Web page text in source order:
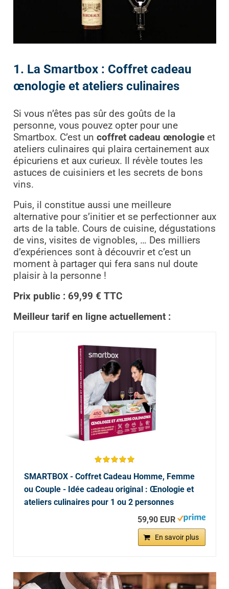
1. La Smartbox : Coffret cadeau
œnologie et ateliers culinaires
Si vous n’êtes pas sûr des goûts de la
personne, vous pouvez opter pour une
Smartbox. C’est un coffret cadeau œnologieet
ateliers culinaires qui plaira certainement aux
épicuriens et aux curieux. Il révèle toutes les
astuces de cuisiniers et les secrets de bons
vins.
Puis, il constitue aussi une meilleure
alternative pour s’initier et se perfectionner aux
arts de la table. Cours de cuisine, dégustations
de vins, visites de vignobles, … Des milliers
d’expériences sont à découvrir et c’est un
moment à partager qui fera sans nul doute
plaisir à la personne !
Prix public : 69,99 € TTC
Meilleur tarif en ligne actuellement :
SMARTBOX - Coffret Cadeau Homme, Femme
ou Couple - Idée cadeau original : Œnologie et
ateliers culinaires pour 1 ou 2 personnes
59,90 EUR
En savoir plus